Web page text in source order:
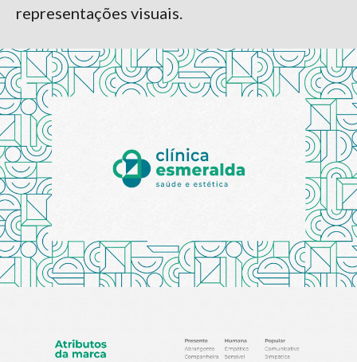
representações visuais.